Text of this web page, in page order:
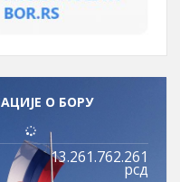
О БОРУ
13.261.762.261
рсд